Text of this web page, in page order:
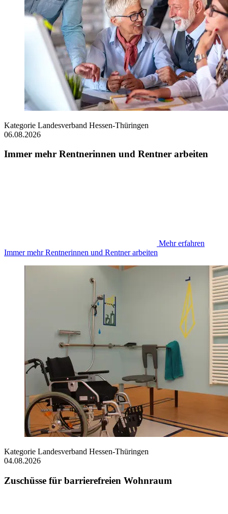
Kategorie Landesverband Hessen-Thüringen
06.08.2026
Immer mehr Rentnerinnen und Rentner arbeiten
Mehr erfahren
Immer mehr Rentnerinnen und Rentner arbeiten
Kategorie Landesverband Hessen-Thüringen
04.08.2026
Zuschüsse für barrierefreien Wohnraum